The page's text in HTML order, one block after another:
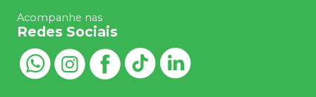
Acompanhe nas
Redes Sociais